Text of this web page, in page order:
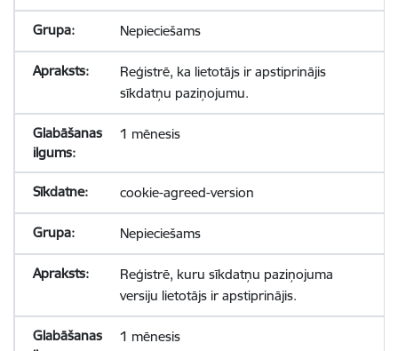
Nepieciešams
Reģistrē, ka lietotājs ir apstiprinājis
sīkdatņu paziņojumu.
1 mēnesis
cookie-agreed-version
Nepieciešams
Reģistrē, kuru sīkdatņu paziņojuma
versiju lietotājs ir apstiprinājis.
1 mēnesis